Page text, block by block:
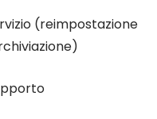
(reimpostazione